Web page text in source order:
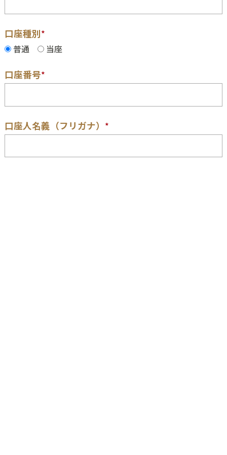
口座種別*
普通
当座
口座番号*
口座人名義（フリガナ） *